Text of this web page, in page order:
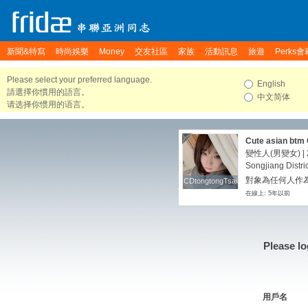
新聞&特寫 時尚娛樂 Money 交友社區 家族 活動訊息 旅遊 Perks會
Please select your preferred language.
請選擇你慣用的語言。
请选择你惯用的语言。
English
中文简体
CDtongtongTsai
CDtongtongTsai
Cute asian btm
标上海杭州的
變性人(男變女) |
Songjiang
對象為任何人作
在線上: 5年以前
Please
用戶名